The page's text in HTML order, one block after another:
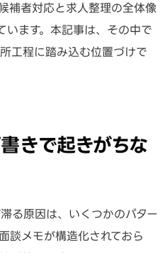
補者対応と求人整理の全体像
います。本記事は、その中で
工程に踏み込む位置づけで
きで起きがちな
る原因は、いくつかのパター
談メモが構造化されておら